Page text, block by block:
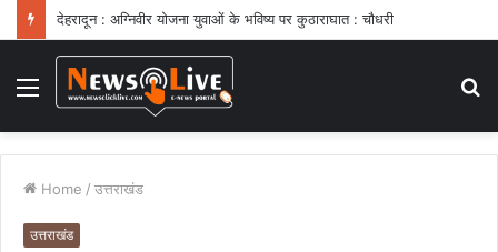
देहरादून : अग्निवीर योजना युवाओं के भविष्य पर कुठाराघात : चौधरी
Menu
Home / उत्तराखंड
उत्तराखंड